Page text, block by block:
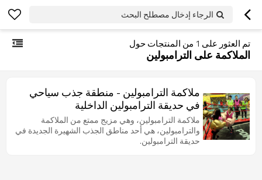
الرجاء إدخال مصطلح البحث
تم العثور على 1 من المنتجات حول
الملاكمة على الترامبولين
ملاكمة الترامبولين - منطقة جذب سياحي
في حديقة الترامبولين الداخلية
ملاكمة الترامبولين، وهي مزيج ممتع من الملاكمة
والترامبولين، هي أحد مناطق الجذب الشهيرة الجديدة في
حديقة الترامبولين.